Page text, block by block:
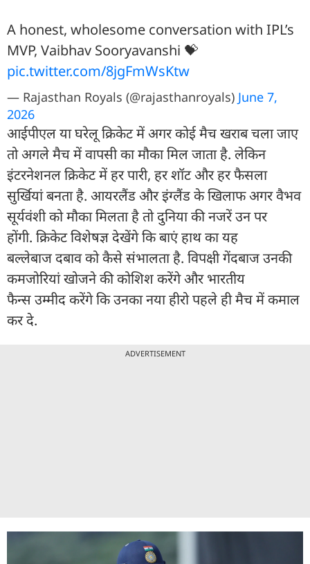
A honest, wholesome conversation with IPL’s
MVP, Vaibhav Sooryavanshi 💝
pic.twitter.com/8jgFmWsKtw
— Rajasthan Royals (@rajasthanroyals) June 7,
2026
आईपीएल या घरेलू क्रिकेट में अगर कोई मैच खराब चला जाए
तो अगले मैच में वापसी का मौका मिल जाता है. लेकिन
इंटरनेशनल क्रिकेट में हर पारी, हर शॉट और हर फैसला
सुर्खियां बनता है. आयरलैंड और इंग्लैंड के खिलाफ अगर वैभव
सूर्यवंशी को मौका मिलता है तो दुनिया की नजरें उन पर
होंगी. क्रिकेट विशेषज्ञ देखेंगे कि बाएं हाथ का यह
बल्लेबाज दबाव को कैसे संभालता है. विपक्षी गेंदबाज उनकी
कमजोरियां खोजने की कोशिश करेंगे और भारतीय
फैन्स उम्मीद करेंगे कि उनका नया हीरो पहले ही मैच में कमाल
कर दे.
ADVERTISEMENT